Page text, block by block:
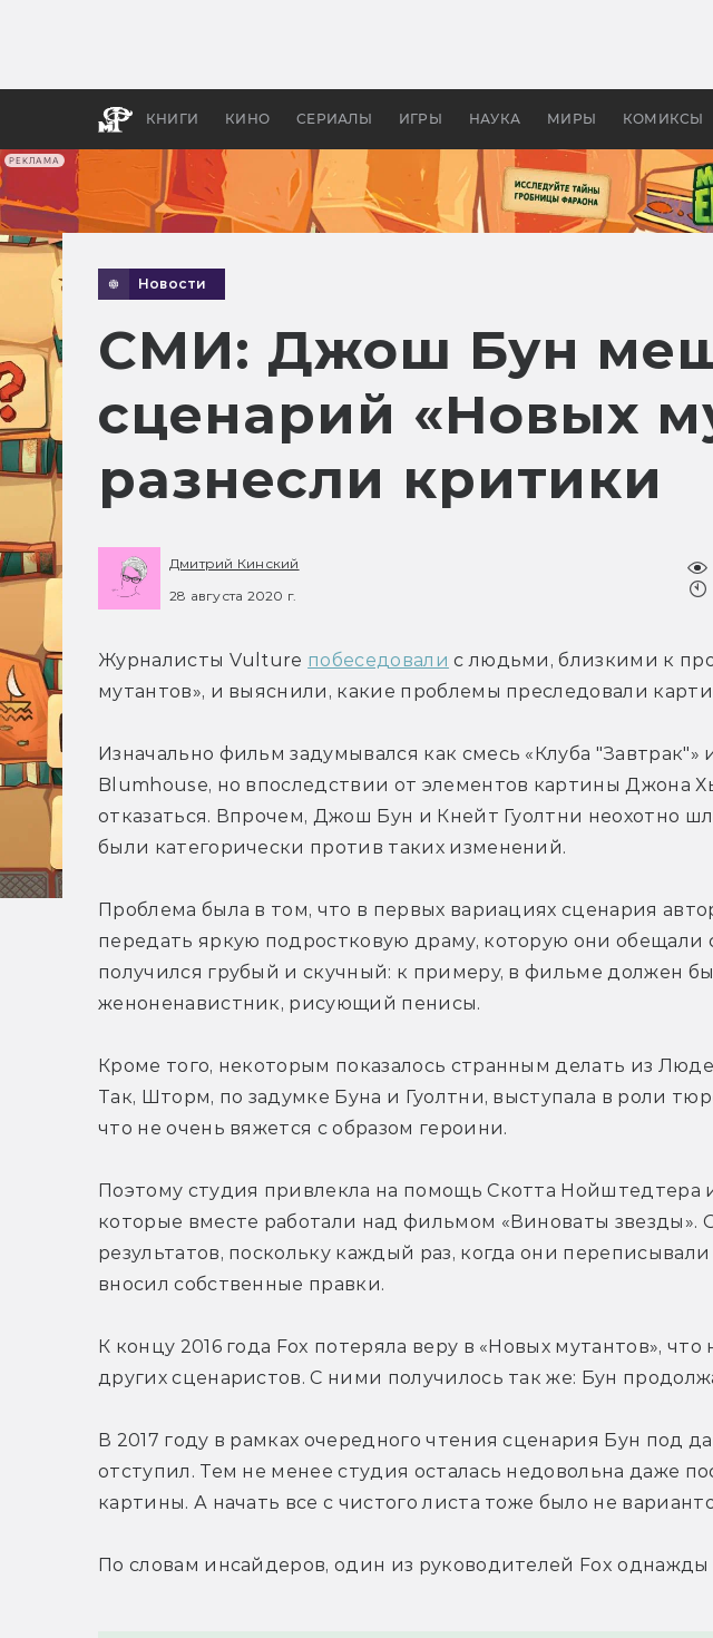
РЕКЛАМА
КНИГИ КИНО СЕРИАЛЫ ИГРЫ НАУКА МИРЫ КОМИКСЫ
апокалипсис, в России —
Новости
СМИ: Джош Бун
сценарий «Новых
разнесли критики
Дмитрий Кинский
28 августа 2020 г.
Журналисты Vulture побеседовали с людьми, близкими к
мутантов», и выяснили, какие проблемы преследовали
Изначально фильм задумывался как смесь «Клуба "Завтрак"»
Blumhouse, но впоследствии от элементов картины Джона
отказаться. Впрочем, Джош Бун и Кнейт Гуолтни неохотно
были категорически против таких изменений.
Проблема была в том, что в первых вариациях сценария
передать яркую подростковую драму, которую они
получился грубый и скучный: к примеру, в фильме должен
женоненавистник, рисующий пенисы.
Кроме того, некоторым показалось странным делать из
Так, Шторм, по задумке Буна и Гуолтни, выступала в роли
что не очень вяжется с образом героини.
Поэтому студия привлекла на помощь Скотта Нойштедтера
которые вместе работали над фильмом «Виноваты звезды».
результатов, поскольку каждый раз, когда они
вносил собственные правки.
К концу 2016 года Fox потеряла веру в «Новых мутантов»,
других сценаристов. С ними получилось так же: Бун
В 2017 году в рамках очередного чтения сценария Бун под
отступил. Тем не менее студия осталась недовольна даже
картины. А начать все с чистого листа тоже было не
По словам инсайдеров, один из руководителей Fox однажды